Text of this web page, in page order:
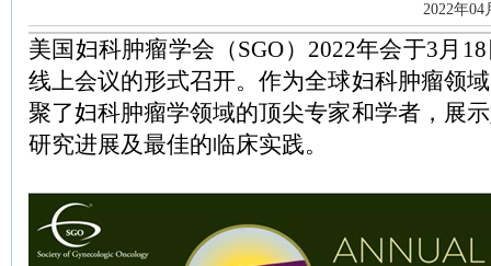
2022年04
美国妇科肿瘤学会（SGO）2022年会于3月
线上会议的形式召开。作为全球妇科肿瘤领
聚了妇科肿瘤学领域的顶尖专家和学者，展
研究进展及最佳的临床实践。